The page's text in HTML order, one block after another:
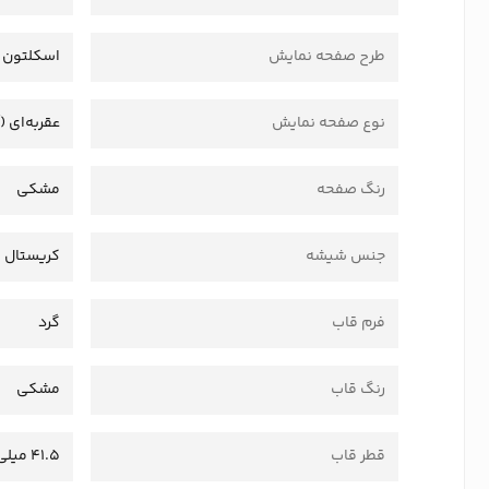
طرح صفحه نمایش اسکلتون
نوع صفحه نمایش عقربه‌ای
رنگ صفحه مشکی
جنس شیشه
فرم قاب گرد
رنگ قاب مشکی
قطر قاب 41.5 میلی‌متر